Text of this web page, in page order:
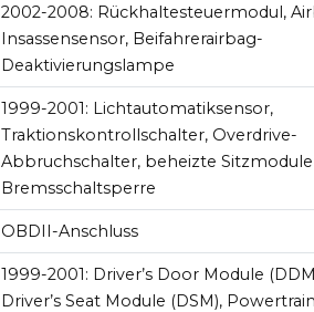
2002-2008: Rückhaltesteuermodul,
Insassensensor, Beifahrerairbag-
Deaktivierungslampe
1999-2001: Lichtautomatiksensor,
Traktionskontrollschalter, Overdrive-
Abbruchschalter, beheizte
Bremsschaltsperre
OBDII-Anschluss
1999-2001: Driver’s Door Module
Driver’s Seat Module (DSM),